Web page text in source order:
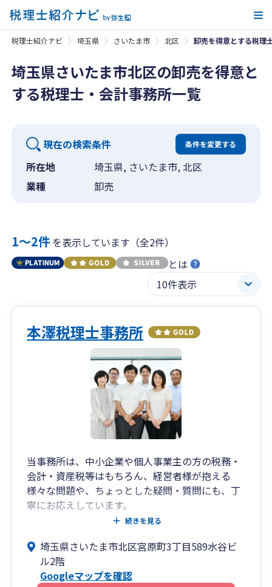
税理士紹介ナビ 埼玉県 さいたま市 北区 卸売を得意とする税理
埼玉県さいたま市北区の卸売を得意と
する税理士・会計事務所一覧
現在の検索条件 条件を変更する
所在地
埼玉県, さいたま市, 北区
業種
卸売
1〜2件を表示しています（全2件）
とは
本澤税理士事務所
当事務所は、中小企業や個人事業主の方の税務・
会計・資産税等はもちろん、経営者様が抱える
様々な問題や、ちょっとした疑問・質問にも、丁
寧にお応えしています。
ZOOMやSNSによる相談にも対応しております。
税務以外のお悩みもお気軽にご相談ください。
続きを見る
埼玉県さいたま市北区宮原町3丁目589水谷ビ
ル2階
Googleマップを確認